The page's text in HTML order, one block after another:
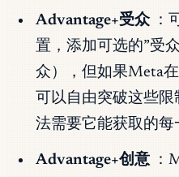
Advantage+受众
：
置，添加可选的”受
众），但如果Meta
可以自由突破这些
法需要它能获取的每
Advantage+创意
：